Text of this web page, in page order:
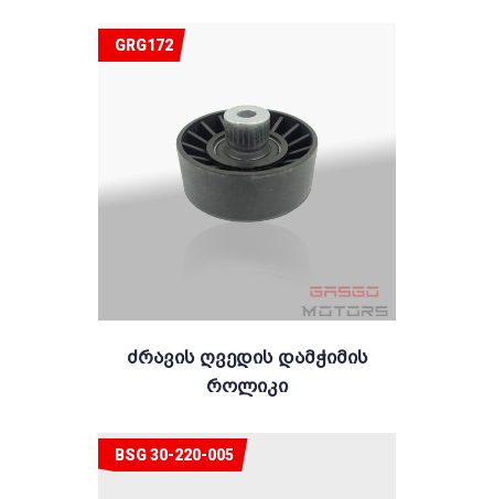
Ძრავის Ღვედის Დამჭიმის
Როლიკი
GRG172
BSG 30-220-005